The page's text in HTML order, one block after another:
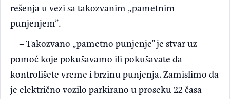
rešenja u vezi sa takozvanim „pametnim
punjenjem”.
– Takozvano „pametno punjenje” je stvar uz
pomoć koje pokušavamo ili pokušavate da
kontrolišete vreme i brzinu punjenja. Zamislimo da
je električno vozilo parkirano u proseku 22 časa